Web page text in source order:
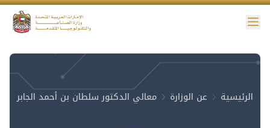
الوصول
الرئيسية عن الوزارة معالي الدكتور سلطان بن أحمد الجابر